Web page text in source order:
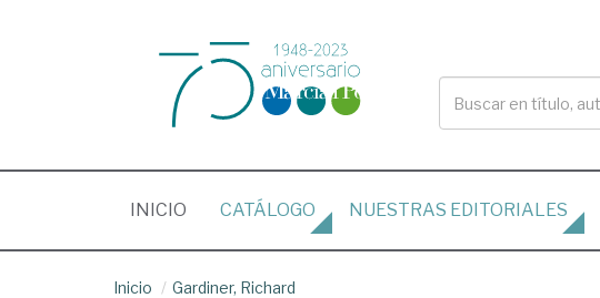
INICIO (CURRENT)
CATÁLOGO NUESTRAS EDITORIALES
Inicio Gardiner, Richard